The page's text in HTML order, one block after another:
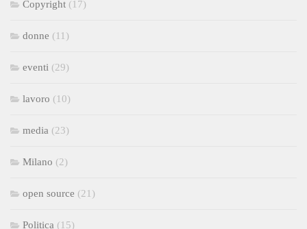
Copyright (17)
donne (11)
eventi (29)
lavoro (10)
media (23)
Milano (2)
open source (21)
Politica (15)